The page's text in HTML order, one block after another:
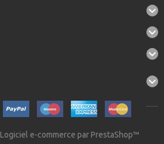
Logiciel e-commerce par PrestaShop™